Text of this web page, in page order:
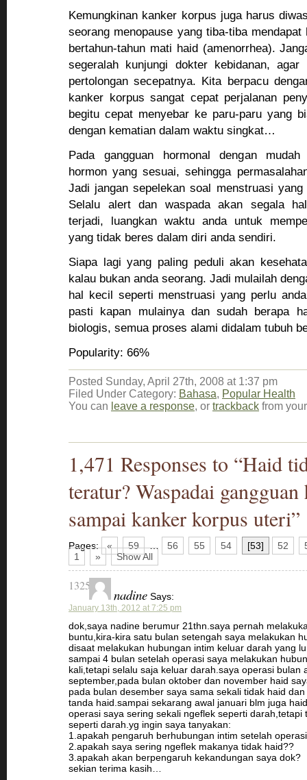
Kemungkinan kanker korpus juga harus
seorang menopause yang tiba-tiba
bertahun-tahun mati haid (amenorrhea).
segeralah kunjungi dokter kebidanan, agar
pertolongan secepatnya. Kita berpacu
kanker korpus sangat cepat perjalanan
begitu cepat menyebar ke paru-paru yang
dengan kematian dalam waktu singkat…
Pada gangguan hormonal dengan
hormon yang sesuai, sehingga
Jadi jangan sepelekan soal menstruasi
Selalu alert dan waspada akan segala
terjadi, luangkan waktu anda untuk
yang tidak beres dalam diri anda sendiri.
Siapa lagi yang paling peduli akan
kalau bukan anda seorang. Jadi mulailah
hal kecil seperti menstruasi yang perlu
pasti kapan mulainya dan sudah berapa
biologis, semua proses alami didalam tubuh
Popularity: 66%
Posted Sunday, April 27th, 2008 at 1:37 pm
Filed Under Category: Bahasa, Popular Health
You can leave a response, or trackback from
1,471 Responses to “Haid
teratur? Waspadai
sampai kanker korpus uteri”
Pages: « 59 … 56 55 54 [53] 52
1
» Show All
1325
nadine Says:
January 13th, 2012 at 7:25 pm
dok,saya nadine berumur 21thn.saya pernah
buntu,kira-kira satu bulan setengah saya melakukan
disaat melakukan hubungan intim keluar darah yang
sampai 4 bulan setelah operasi saya melakukan
kali,tetapi selalu saja keluar darah.saya operasi bulan
september,pada bulan oktober dan november haid
pada bulan desember saya sama sekali tidak haid
tanda haid.sampai sekarang awal januari blm juga
operasi saya sering sekali ngeflek seperti darah,tetapi
seperti darah.yg ingin saya tanyakan:
1.apakah pengaruh berhubungan intim setelah
2.apakah saya sering ngeflek makanya tidak haid??
3.apakah akan berpengaruh kekandungan saya dok?
sekian terima kasih…